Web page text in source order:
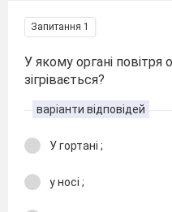
Запитання 1
У якому органі повітря
зігрівається?
варіанти відповідей
У гортані ;
у носі ;